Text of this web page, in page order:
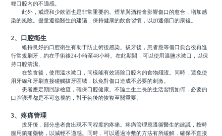
輕口腔內的不適感。
此外，戒煙和少飲酒也是非常重要的。煙草與酒精會影響傷口的愈合，增加感
染的風險。盡量遵循醫生的建議，保持健康的飲食習慣，以加速傷口的康複。
2、口腔衛生
維持良好的口腔衛生有助于防止術後感染。拔牙後，患者應等傷口愈合後再進
行常規刷牙，約在手術後24小時至48小時。在此期間，可以使用溫鹽水漱口，以保
持口腔清潔。
在飲食後，使用溫水漱口，同樣能有效清除口腔內的食物殘渣。同時，避免使
用牙線和牙刷直接碰觸拔牙區域，以免對傷口造成不必要的刺激。
患者應定期回診檢查，確保口腔健康。不論土生土長的生活習慣如何，必要的
口腔護理都是不可忽視的，對于術後的恢複至關重要。
3、疼痛管理
拔牙後，部分患者會出現不同程度的疼痛。疼痛管理應遵循醫生的建議，按時
服用鎮痛藥物，以減輕不適感。同時，可以通過冷敷的方法有所緩解，確保不直接